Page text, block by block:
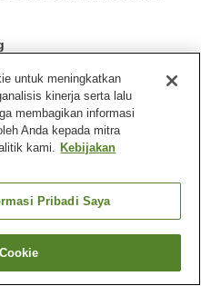
Misasa
untuk meningkatkan
kinerja serta lalu
membagikan informasi
Anda kepada mitra
kami. Kebijakan
Pribadi Saya